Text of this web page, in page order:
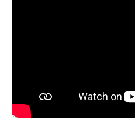
Volley-ball géant ... Le tout
moment ensemble et